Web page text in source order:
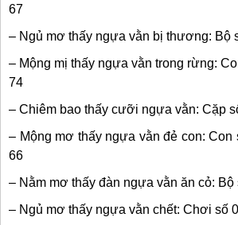
67
– Ngủ mơ thấy ngựa vằn bị thương: Bộ
– Mộng mị thấy ngựa vằn trong rừng:
74
– Chiêm bao thấy cưỡi ngựa vằn: Cặp
– Mộng mơ thấy ngựa vằn đẻ con: Con
66
– Nằm mơ thấy đàn ngựa vằn ăn cỏ: Bộ
– Ngủ mơ thấy ngựa vằn chết: Chơi số